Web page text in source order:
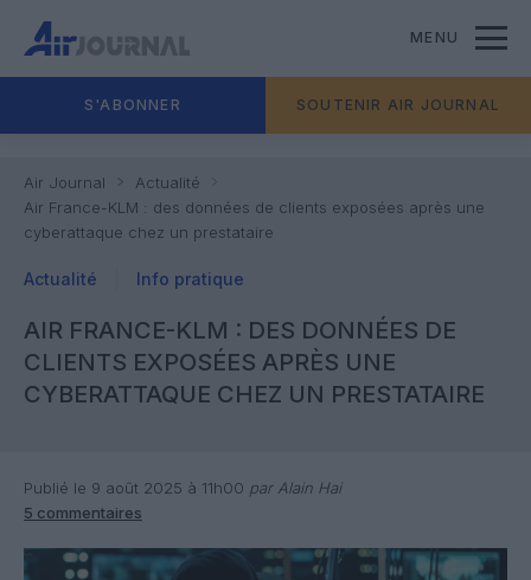
MENU
S'ABONNER SOUTENIR AIR JOURNAL
Air Journal
Actualité
Air France-KLM : des données de clients exposées après une
cyberattaque chez un prestataire
Actualité Info pratique
AIR FRANCE-KLM : DES DONNÉES DE
CLIENTS EXPOSÉES APRÈS UNE
CYBERATTAQUE CHEZ UN PRESTATAIRE
Publié le 9 août 2025 à 11h00 par Alain Hai
5 commentaires